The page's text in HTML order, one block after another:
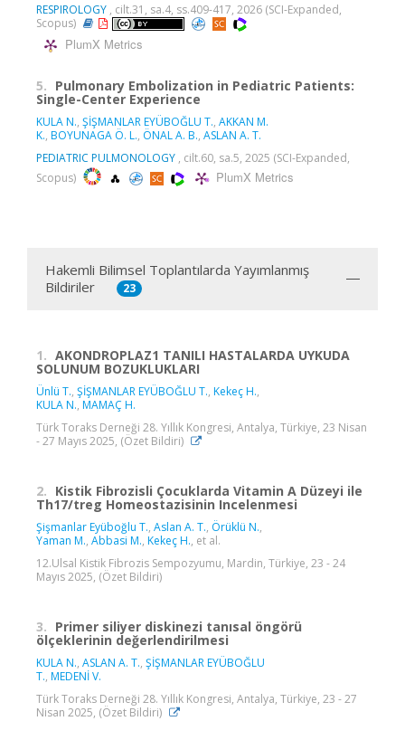
RESPIROLOGY , cilt.31, sa.4, ss.409-417, 2026 (SCI-Expanded,
Scopus)
PlumX Metrics
5. Pulmonary Embolization in Pediatric Patients:
Single-Center Experience
KULA N., ŞİŞMANLAR EYÜBOĞLU T., AKKAN M.
K., BOYUNAGA Ö. L., ÖNAL A. B., ASLAN A. T.
PEDIATRIC PULMONOLOGY , cilt.60, sa.5, 2025 (SCI-Expanded,
Scopus)
PlumX Metrics
Hakemli Bilimsel Toplantılarda Yayımlanmış
Bildiriler
23
1. AKONDROPLAZ1 TANILI HASTALARDA UYKUDA
SOLUNUM BOZUKLUKLARI
Ünlü T., ŞİŞMANLAR EYÜBOĞLU T., Kekeç H.,
KULA N., MAMAÇ H.
Türk Toraks Derneği 28. Yıllık Kongresi, Antalya, Türkiye, 23 Nisan
- 27 Mayıs 2025, (Özet Bildiri)
2. Kistik Fibrozisli Çocuklarda Vitamin A Düzeyi ile
Th17/treg Homeostazisinin Incelenmesi
Şişmanlar Eyüboğlu T., Aslan A. T., Örüklü N.,
Yaman M., Abbasi M., Kekeç H., et al.
12.Ulsal Kistik Fibrozis Sempozyumu, Mardin, Türkiye, 23 - 24
Mayıs 2025, (Özet Bildiri)
3. Primer siliyer diskinezi tanısal öngörü
ölçeklerinin değerlendirilmesi
KULA N., ASLAN A. T., ŞİŞMANLAR EYÜBOĞLU
T., MEDENİ V.
Türk Toraks Derneği 28. Yıllık Kongresi, Antalya, Türkiye, 23 - 27
Nisan 2025, (Özet Bildiri)